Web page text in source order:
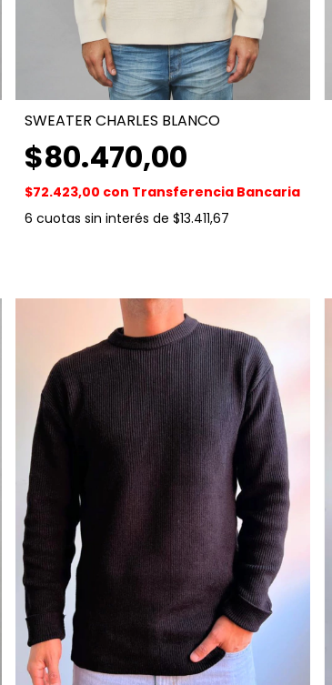
SWEATER CHARLES BLANCO
$80.470,00
$72.423,00 con Transferencia Bancaria
6 cuotas sin interés de $13.411,67